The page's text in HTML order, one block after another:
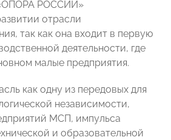
РОССИИ»
отрасли
так как она входит в первую
деятельности, где
малые предприятия.
как одну из передовых для
независимости,
МСП, импульса
и образовательной